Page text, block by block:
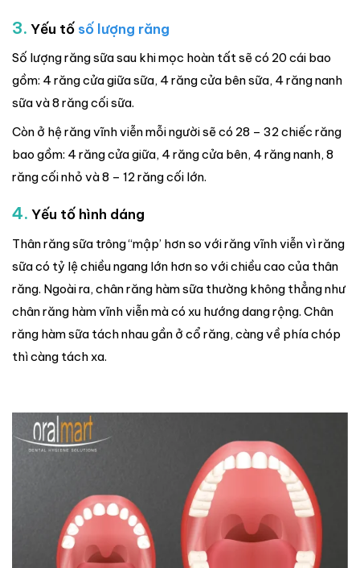
3. Yếu tố số lượng răng
Số lượng răng sữa sau khi mọc hoàn tất sẽ có 20 cái bao
gồm: 4 răng cửa giữa sữa, 4 răng cửa bên sữa, 4 răng nanh
sữa và 8 răng cối sữa.
Còn ở hệ răng vĩnh viễn mỗi người sẽ có 28 – 32 chiếc răng
bao gồm: 4 răng cửa giữa, 4 răng cửa bên, 4 răng nanh, 8
răng cối nhỏ và 8 – 12 răng cối lớn.
4. Yếu tố hình dáng
Thân răng sữa trông “mập’ hơn so với răng vĩnh viễn vì răng
sữa có tỷ lệ chiều ngang lớn hơn so với chiều cao của thân
răng. Ngoài ra, chân răng hàm sữa thường không thẳng như
chân răng hàm vĩnh viễn mà có xu hướng dang rộng. Chân
răng hàm sữa tách nhau gần ở cổ răng, càng về phía chóp
thì càng tách xa.